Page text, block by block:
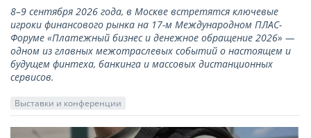
8–9 сентября 2026 года, в Москве встретятся ключевые
игроки финансового рынка на 17-м Международном ПЛАС-
Форуме «Платежный бизнес и денежное обращение 2026» —
одном из главных межотраслевых событий о настоящем и
будущем финтеха, банкинга и массовых дистанционных
сервисов.
Выставки и конференции